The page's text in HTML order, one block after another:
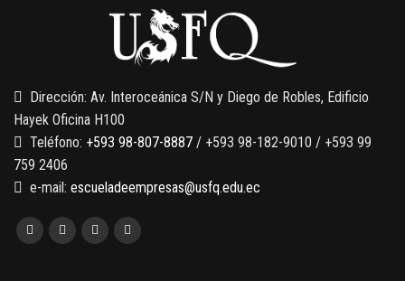
Gobernanza de datos
13 AGOSTO, 2026
Finanzas para no financieros
Dirección: Av. Interoceánica S/N y Diego de Robles, Edificio
Hayek Oficina H100
Teléfono: +593 98-807-8887 / +593 98-182-9010 / +593 99
759 2406
e-mail: escueladeempresas@usfq.edu.ec